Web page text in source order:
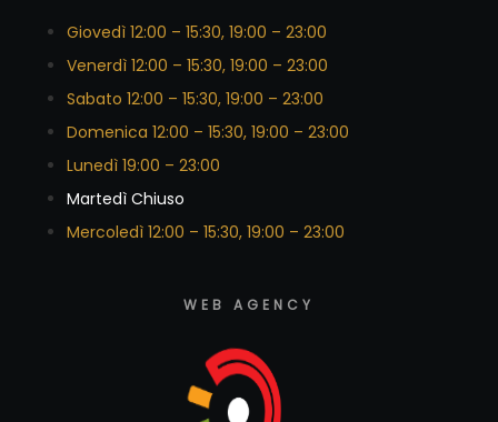
Giovedì 12:00 – 15:30, 19:00 – 23:00
Venerdì 12:00 – 15:30, 19:00 – 23:00
Sabato 12:00 – 15:30, 19:00 – 23:00
Domenica 12:00 – 15:30, 19:00 – 23:00
Lunedì 19:00 – 23:00
Martedì Chiuso
Mercoledì 12:00 – 15:30, 19:00 – 23:00
WEB AGENCY